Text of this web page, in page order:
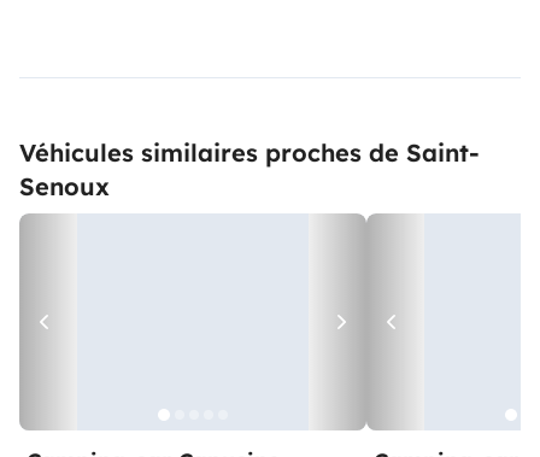
Véhicules similaires proches de Saint-
Senoux